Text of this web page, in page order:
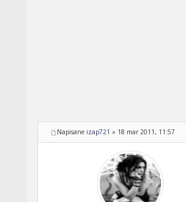
Napisane izap721 » 18 mar 2011, 11:57